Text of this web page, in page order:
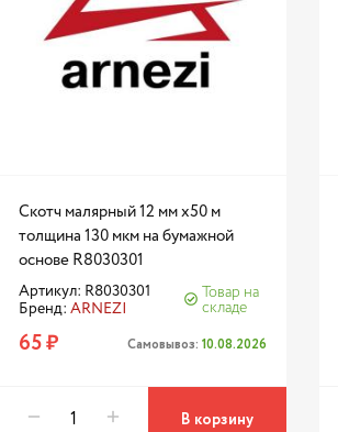
Скотч малярный 12 мм x50 м
толщина 130 мкм на бумажной
основе R8030301
Артикул: R8030301
Бренд: ARNEZI
Товар на
складе
65 ₽ Самовывоз: 10.08.2026
В корзину